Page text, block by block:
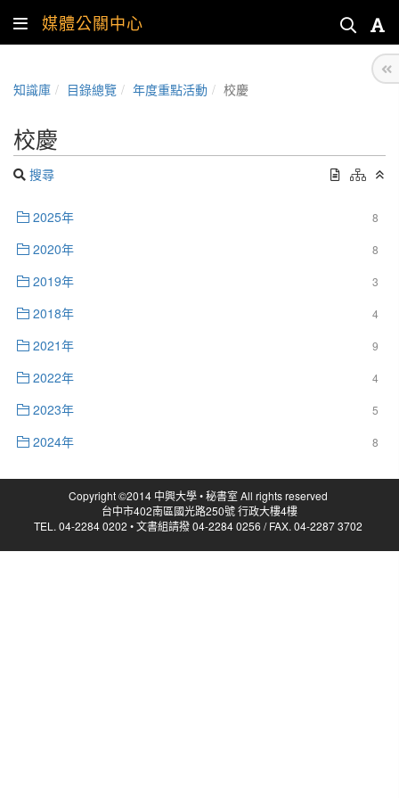
媒體公關中心
知識庫 目錄總覽 年度重點活動 校慶
校慶
搜尋
8
2025年
8
2020年
3
2019年
4
2018年
9
2021年
4
2022年
5
2023年
8
2024年
Copyright ©2014 中興大學 • 秘書室 All rights reserved
台中市402南區國光路250號 行政大樓4樓
TEL. 04-2284 0202 • 文書組請撥 04-2284 0256 / FAX. 04-2287 3702